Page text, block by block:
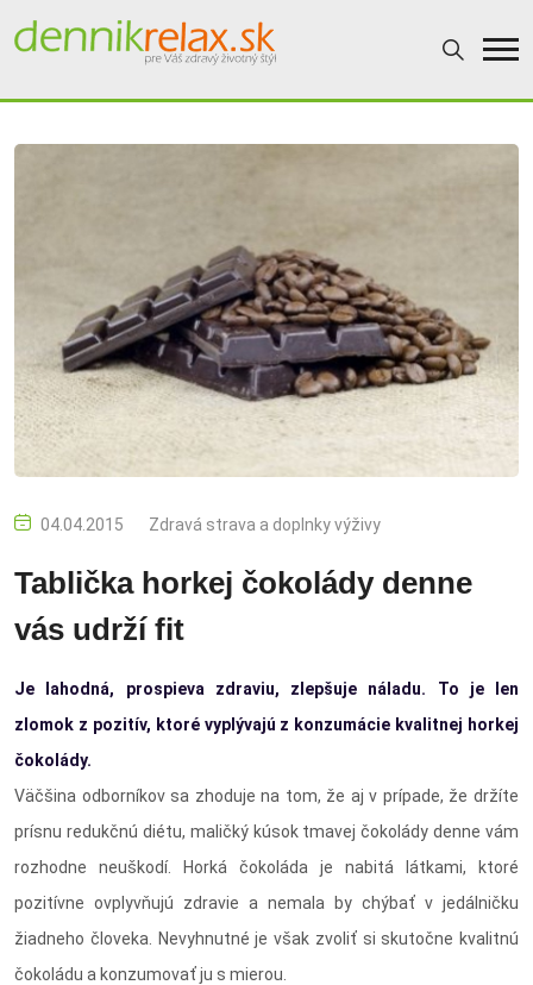
04.04.2015 Zdravá strava a doplnky výživy
Tablička horkej čokolády denne
vás udrží fit
Je lahodná, prospieva zdraviu, zlepšuje náladu. To je len
zlomok z pozitív, ktoré vyplývajú z konzumácie kvalitnej horkej
čokolády.
Väčšina odborníkov sa zhoduje na tom, že aj v prípade, že držíte
prísnu redukčnú diétu, maličký kúsok tmavej čokolády denne vám
rozhodne neuškodí. Horká čokoláda je nabitá látkami, ktoré
pozitívne ovplyvňujú zdravie a nemala by chýbať v jedálničku
žiadneho človeka. Nevyhnutné je však zvoliť si skutočne kvalitnú
čokoládu a konzumovať ju s mierou.